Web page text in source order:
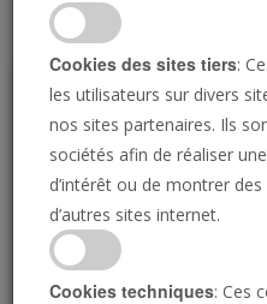
Cookies des sites tiers:
les utilisateurs sur divers
nos sites partenaires. Ils
sociétés afin de réaliser
d’intérêt ou de montrer
d’autres sites internet.
Cookies techniques: Ces